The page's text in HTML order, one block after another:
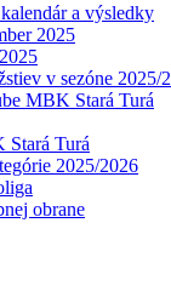
a výsledky
2025
v sezóne 2025/
MBK Stará Turá
Stará Turá
2025/2026
obrane